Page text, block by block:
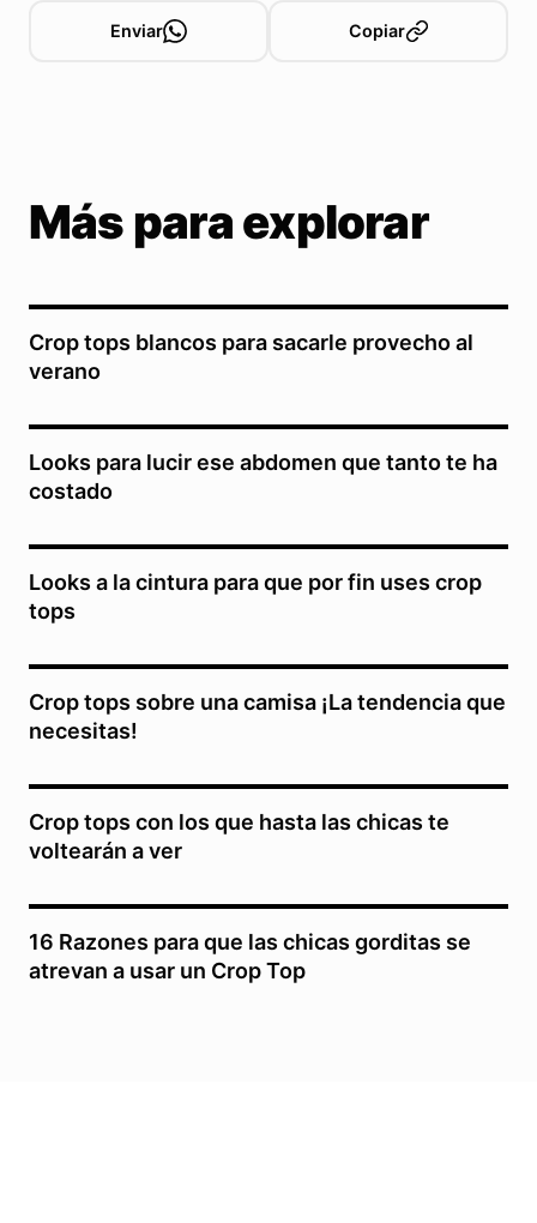
Enviar Copiar
Más para explorar
Crop tops blancos para sacarle provecho al
verano
Looks para lucir ese abdomen que tanto te ha
costado
Looks a la cintura para que por fin uses crop
tops
Crop tops sobre una camisa ¡La tendencia que
necesitas!
Crop tops con los que hasta las chicas te
voltearán a ver
16 Razones para que las chicas gorditas se
atrevan a usar un Crop Top